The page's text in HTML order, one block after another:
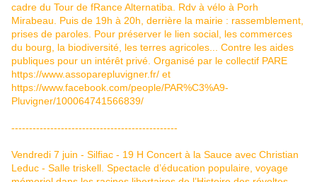
cadre du Tour de fRance Alternatiba. Rdv à vélo à Porh
Mirabeau. Puis de 19h à 20h, derrière la mairie : rassemblement,
prises de paroles. Pour préserver le lien social, les commerces
du bourg, la biodiversité, les terres agricoles... Contre les aides
publiques pour un intérêt privé. Organisé par le collectif PARE
https://www.assoparepluvigner.fr/ et
https://www.facebook.com/people/PAR%C3%A9-
Pluvigner/100064741566839/
-----------------------------------------------
Vendredi 7 juin - Silfiac - 19 H Concert à la Sauce avec Christian
Leduc - Salle triskell. Spectacle d’éducation populaire, voyage